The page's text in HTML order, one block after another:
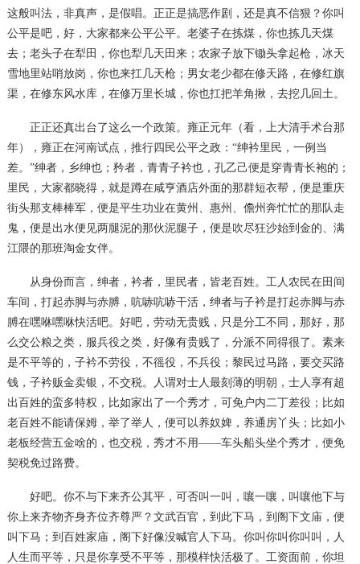
这般叫法，非真声，是假唱。正正是搞恶作剧，还是真不信狠？你叫
公平是吧，好，大家都来公平公平。老婆子在拣煤，你也拣几天煤
去；老头子在犁田，你也犁几天田来；农家子放下锄头拿起枪，冰天
雪地里站哨放岗，你也来扛几天枪；男女老少都在修天路，在修红旗
渠，在修东风水库，在修万里长城，你也扛把羊角揪，去挖几回土。
正正还真出台了这么一个政策。雍正元年（看，上大清手术台那
年），雍正在河南试点，推行四民公平之政： “绅衿里民，一例当
差。”绅者，乡绅也；矜者，青青子衿也，孔乙己便是穿青青长袍的；
里民，大家都晓得，就是蹲在咸亨酒店外面的那群短衣帮，便是重庆
街头那支棒棒军，便是平生功业在黄州、惠州、儋州奔忙忙的那队走
鬼，便是出水便见两腿泥的那伙泥腿子，便是吹尽狂沙始到金的、满
江隈的那班淘金女伴。
从身份而言，绅者，衿者，里民者，皆老百姓。工人农民在田间
车间，打起赤脚与赤膊，吭哧吭哧干活，绅者与子衿是打起赤脚与赤
膊在嘿咻嘿咻快活吧。好吧，劳动无贵贱，只是分工不同，那好，那
么交公粮之类，服兵役之类，好像有贵贱了，分派不同得很了。素来
是不平等的，子衿不劳役，不徭役，不兵役；黎民过马路，要交买路
钱，子衿贩金卖银，不交税。人谓对士人最刻薄的明朝，士人享有超
出百姓的蛮多特权，比如家出了一个秀才，可免户内二丁差役；比如
老百姓不能请保姆，举了举人，便可以养奴婢，养通房丫头；比如小
老板经营五金啥的，也交税，秀才不用——车头船头坐个秀才，便免
契税免过路费。
好吧。你不与下来齐公其平，可否叫一叫，嚷一嚷，叫嚷他下与
你上来齐物齐身齐位齐尊严？文武百官，到此下马，到阁下文庙，便
叫下马；到百姓家庙，阁下好像没喊官人下马。你叫你叫你叫叫，人
人生而平等，只是你享受不平等，那模样快活极了。工资面前，你坦